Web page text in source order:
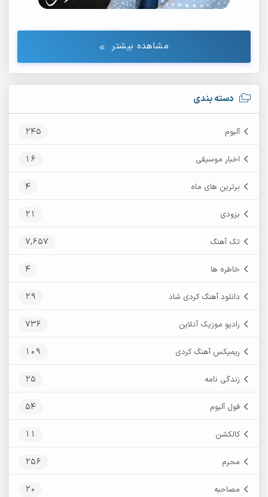
دسته بندی
آلبوم 245
اخبار موسیقی 16
برترین های ماه 4
بزودی 21
تک آهنگ 7,657
خاطره ها 4
دانلود آهنگ کردی شاد 29
رادیو موزیک آنلاین 736
ریمیکس آهنگ کردی 109
زندگی نامه 25
فول آلبوم 54
کالکشن 11
محرم 256
مصاحبه 20
مشاهده بیشتر